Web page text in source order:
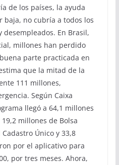
de los países, la ayuda
baja, no cubría a todos los
En Brasil,
millones han perdido
parte practicada en
que la mitad de la
111 millones,
Según Caixa
llegó a 64,1 millones
millones de Bolsa
Único y 33,8
por el aplicativo para
por tres meses. Ahora,